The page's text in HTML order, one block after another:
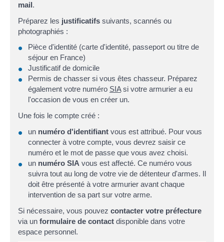
mail.
Préparez les justificatifs suivants, scannés ou
photographiés :
Pièce d'identité (carte d'identité, passeport ou titre de
séjour en France)
Justificatif de domicile
Permis de chasser si vous êtes chasseur. Préparez
également votre numéro SIAsi votre armurier a eu
l'occasion de vous en créer un.
Une fois le compte créé :
un numéro d'identifiant vous est attribué. Pour vous
connecter à votre compte, vous devrez saisir ce
numéro et le mot de passe que vous avez choisi.
un numéro SIA vous est affecté. Ce numéro vous
suivra tout au long de votre vie de détenteur d'armes. Il
doit être présenté à votre armurier avant chaque
intervention de sa part sur votre arme.
Si nécessaire, vous pouvez contacter votre préfecture
via un formulaire de contact disponible dans votre
espace personnel.